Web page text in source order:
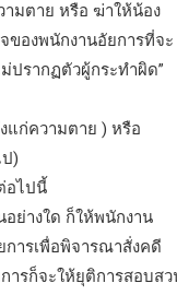
มตาย หรือ ฆ่าให้น้อง
องพนักงานอัยการที่จะ
ปรากฏตัวผู้กระทำผิด”
แก่ความตาย ) หรือ
)
อไปนี้
อย่างใด ก็ให้พนักงาน
การเพื่อพิจารณาสั่งคดี
ารก็จะให้ยุติการสอบส